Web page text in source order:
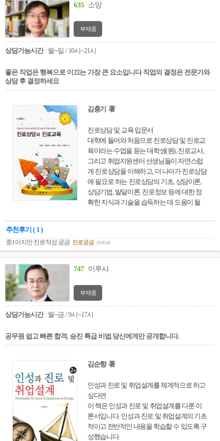
을 개척해나가며 자존감 높은 삶을 살 수 있
도록 양육하는 법을 배워보자.
635 소망
부재중
상담가능시간: 월~일 / 10시~21시
좋은 직업은 행복으로 이끄는 가장 큰 요소입니다 직업의 결정은 전문가와
상담 후 결정하세요
김충기 著
진로상담 및 교육 입문서
대학에 들어와 처음으로 진로상담 및 진로교
육이라는 수업을 듣는 대학생(원), 진로교사,
그리고 취업지원센터 선생님들이 자연스럽
게 진로상담을 이해하고, 더 나아가 진로상담
에 필요로 하는 진로상담의 기초, 상담이론,
상담기법, 발달이론, 진로정보 등에 대한 정
확한 지식과 기술을 습득하는 데 도움이 될
추천후기 ( 1 )
중1이지만 진로적성 궁금 진로궁금 19.05.06
747 이루샤
부재중
상담가능시간: 월~금 / 9시~17시
공무원 쉽고 빠른 합격, 승진 특급 비법.당신에게만 공개합니다.
김순향 著
인성과 진로 및 취업설계를 체계적으로 하고
싶다면
이 책은 인성과 진로 및 취업설계를 다룬 이
론서입니다. 인성과 진로 및 취업설계의 기초
적이고 전반적인 내용을 학습할 수 있도록 구
성했습니다.